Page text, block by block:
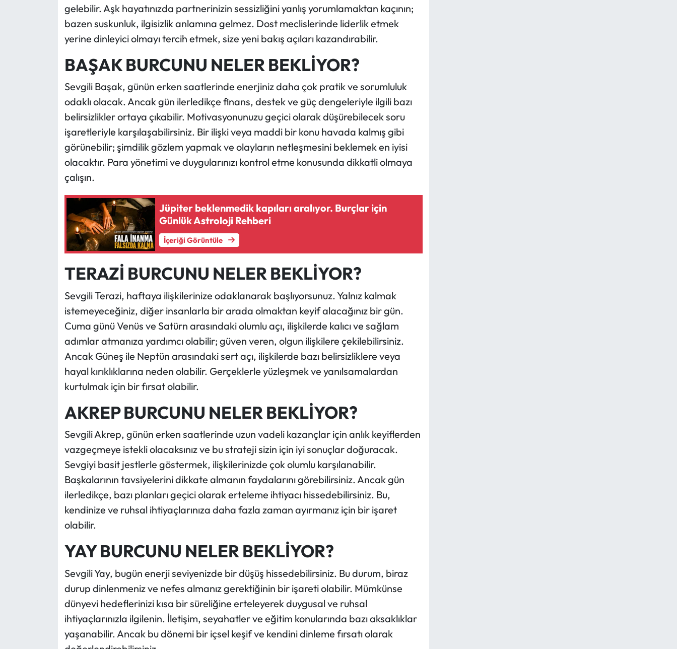
gelebilir. Aşk hayatınızda partnerinizin sessizliğini yanlış yorumlamaktan kaçının;
bazen suskunluk, ilgisizlik anlamına gelmez. Dost meclislerinde liderlik etmek
yerine dinleyici olmayı tercih etmek, size yeni bakış açıları kazandırabilir.
BAŞAK BURCUNU NELER BEKLİYOR?
Sevgili Başak, günün erken saatlerinde enerjiniz daha çok pratik ve sorumluluk
odaklı olacak. Ancak gün ilerledikçe finans, destek ve güç dengeleriyle ilgili bazı
belirsizlikler ortaya çıkabilir. Motivasyonunuzu geçici olarak düşürebilecek soru
işaretleriyle karşılaşabilirsiniz. Bir ilişki veya maddi bir konu havada kalmış gibi
görünebilir; şimdilik gözlem yapmak ve olayların netleşmesini beklemek en iyisi
olacaktır. Para yönetimi ve duygularınızı kontrol etme konusunda dikkatli olmaya
çalışın.
Jüpiter beklenmedik kapıları aralıyor. Burçlar için
Günlük Astroloji Rehberi
İçeriği Görüntüle
TERAZİ BURCUNU NELER BEKLİYOR?
Sevgili Terazi, haftaya ilişkilerinize odaklanarak başlıyorsunuz. Yalnız kalmak
istemeyeceğiniz, diğer insanlarla bir arada olmaktan keyif alacağınız bir gün.
Cuma günü Venüs ve Satürn arasındaki olumlu açı, ilişkilerde kalıcı ve sağlam
adımlar atmanıza yardımcı olabilir; güven veren, olgun ilişkilere çekilebilirsiniz.
Ancak Güneş ile Neptün arasındaki sert açı, ilişkilerde bazı belirsizliklere veya
hayal kırıklıklarına neden olabilir. Gerçeklerle yüzleşmek ve yanılsamalardan
kurtulmak için bir fırsat olabilir.
AKREP BURCUNU NELER BEKLİYOR?
Sevgili Akrep, günün erken saatlerinde uzun vadeli kazançlar için anlık keyiflerden
vazgeçmeye istekli olacaksınız ve bu strateji sizin için iyi sonuçlar doğuracak.
Sevgiyi basit jestlerle göstermek, ilişkilerinizde çok olumlu karşılanabilir.
Başkalarının tavsiyelerini dikkate almanın faydalarını görebilirsiniz. Ancak gün
ilerledikçe, bazı planları geçici olarak erteleme ihtiyacı hissedebilirsiniz. Bu,
kendinize ve ruhsal ihtiyaçlarınıza daha fazla zaman ayırmanız için bir işaret
olabilir.
YAY BURCUNU NELER BEKLİYOR?
Sevgili Yay, bugün enerji seviyenizde bir düşüş hissedebilirsiniz. Bu durum, biraz
durup dinlenmeniz ve nefes almanız gerektiğinin bir işareti olabilir. Mümkünse
dünyevi hedeflerinizi kısa bir süreliğine erteleyerek duygusal ve ruhsal
ihtiyaçlarınızla ilgilenin. İletişim, seyahatler ve eğitim konularında bazı aksaklıklar
yaşanabilir. Ancak bu dönemi bir içsel keşif ve kendini dinleme fırsatı olarak